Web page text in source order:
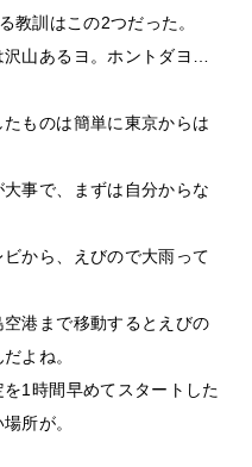
教訓はこの2つだった。
山あるヨ。ホントダヨ…
ものは簡単に東京からは
事で、まずは自分からな
から、えびので大雨って
港まで移動するとえびの
よね。
1時間早めてスタートした
所が。